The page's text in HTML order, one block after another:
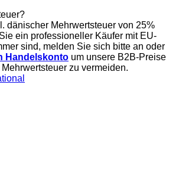
dänischer Mehrwertsteuer von 25%
ein professioneller Käufer mit EU-
sind, melden Sie sich bitte an oder
Handelskonto um unsere B2B-Preise
zu vermeiden.